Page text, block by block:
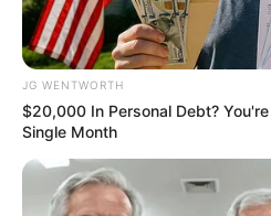
JG WENTWORTH
$20,000 In Personal Debt?
Single Month